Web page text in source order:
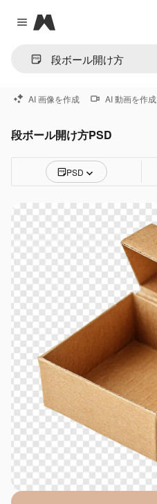
Close menu
Magnific
AI 画像を作成 AI 動画を作成
段ボール開け方PSD
PSD